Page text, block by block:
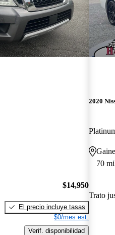
$14,950
El precio incluye tasas
$0/mes est.
Verif. disponibilidad
2020
70
Trato